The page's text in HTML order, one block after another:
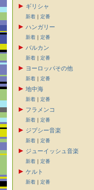
ギリシャ
新着 ｜ 定番
ハンガリー
新着 ｜ 定番
バルカン
新着 ｜ 定番
ヨーロッパその他
新着 ｜ 定番
地中海
新着 ｜ 定番
フラメンコ
新着 ｜ 定番
ジプシー音楽
新着 ｜ 定番
ジューイッシュ音楽
新着 ｜ 定番
ケルト
新着 ｜ 定番